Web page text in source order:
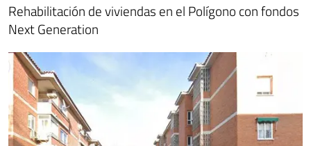
Rehabilitación de viviendas en el Polígono con fondos
Next Generation